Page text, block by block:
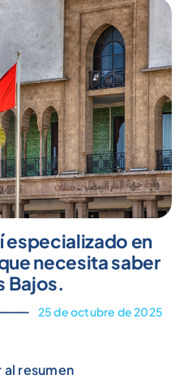
especializado en
necesita saber
Bajos.
25 de octubre de 2025
al resumen